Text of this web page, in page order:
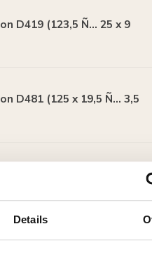
Details
D419 (123,5 Ñ… 25 x 9
D481 (125 x 19,5 Ñ… 3,5
D491 (95 x 21 mm)